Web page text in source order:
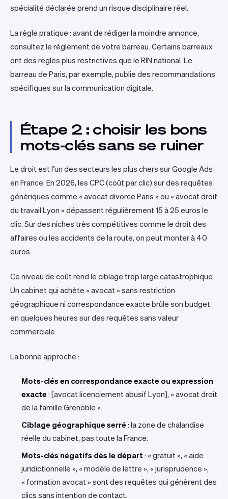
spécialité déclarée prend un risque disciplinaire réel.
La règle pratique : avant de rédiger la moindre annonce,
consultez le règlement de votre barreau. Certains barreaux
ont des règles plus restrictives que le RIN national. Le
barreau de Paris, par exemple, publie des recommandations
spécifiques sur la communication digitale.
Étape 2 : choisir les bons
mots-clés sans se ruiner
Le droit est l’un des secteurs les plus chers sur Google Ads
en France. En 2026, les CPC (coût par clic) sur des requêtes
génériques comme « avocat divorce Paris » ou « avocat droit
du travail Lyon » dépassent régulièrement 15 à 25 euros le
clic. Sur des niches très compétitives comme le droit des
affaires ou les accidents de la route, on peut monter à 40
euros.
Ce niveau de coût rend le ciblage trop large catastrophique.
Un cabinet qui achète « avocat » sans restriction
géographique ni correspondance exacte brûle son budget
en quelques heures sur des requêtes sans valeur
commerciale.
La bonne approche :
Mots-clés en correspondance exacte ou expression
exacte : [avocat licenciement abusif Lyon], « avocat droit
de la famille Grenoble ».
Ciblage géographique serré : la zone de chalandise
réelle du cabinet, pas toute la France.
Mots-clés négatifs dès le départ : « gratuit », « aide
juridictionnelle », « modèle de lettre », « jurisprudence »,
« formation avocat » sont des requêtes qui génèrent des
clics sans intention de contact.